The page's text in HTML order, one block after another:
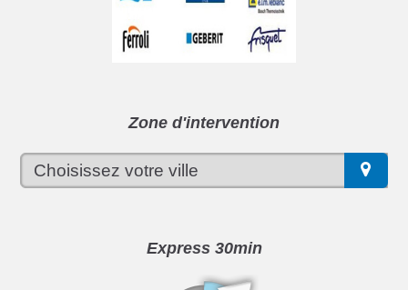
Zone d'intervention
Express 30min